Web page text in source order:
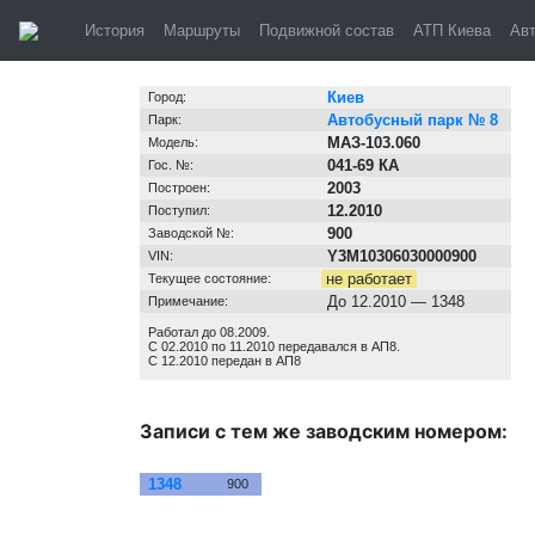
История Маршруты Подвижной состав АТП Киева
Киев, автобус
Город:
Киев
Парк: Автобусный парк № 8
Модель: МАЗ-103.060
Гос. №: 041-69 КА
Построен: 2003
Поступил: 12.2010
Заводской №: 900
VIN: Y3M10306030000900
Текущее состояние: не работает
Примечание: До 12.2010 — 1348
Работал до 08.2009.
С 02.2010 по 11.2010 передавался в АП8.
С 12.2010 передан в АП8
Записи с тем же заводским номером:
1348 900